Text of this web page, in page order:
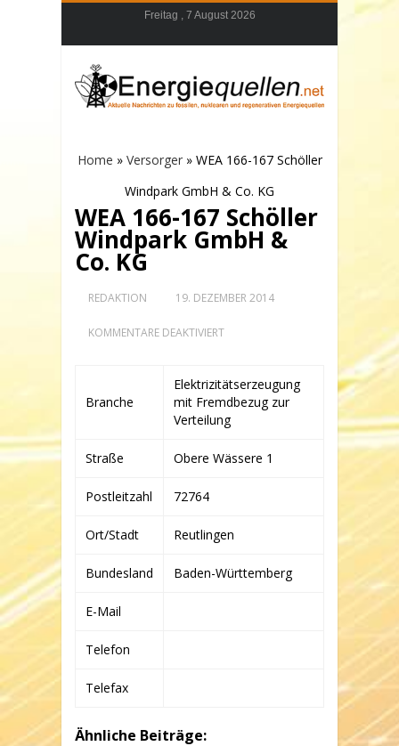
Freitag , 7 August 2026
Home » Versorger» WEA 166-167 Schöller
Windpark GmbH & Co. KG
WEA 166-167 Schöller
Windpark GmbH &
Co. KG
REDAKTION 19. DEZEMBER 2014
KOMMENTARE DEAKTIVIERTFÜR
SCHÖLLER
WINDPARK
GMBH
&
KG
Branche
Elektrizitätserzeugung
mit Fremdbezug zur
Verteilung
Straße Obere Wässere 1
Postleitzahl 72764
Ort/Stadt Reutlingen
Bundesland Baden-Württemberg
E-Mail
Telefon
Telefax
Ähnliche Beiträge: